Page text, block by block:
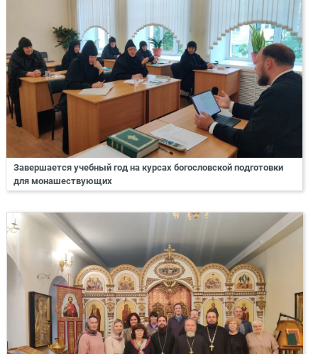
Завершается учебный год на курсах богословской подготовки
для монашествующих